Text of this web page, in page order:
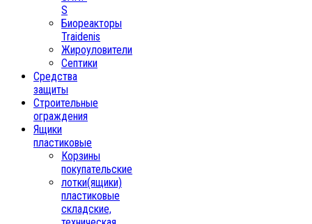
S
Биореакторы
Traidenis
Жироуловители
Септики
Средства
защиты
Строительные
ограждения
Ящики
пластиковые
Корзины
покупательские
лотки(ящики)
пластиковые
складские,